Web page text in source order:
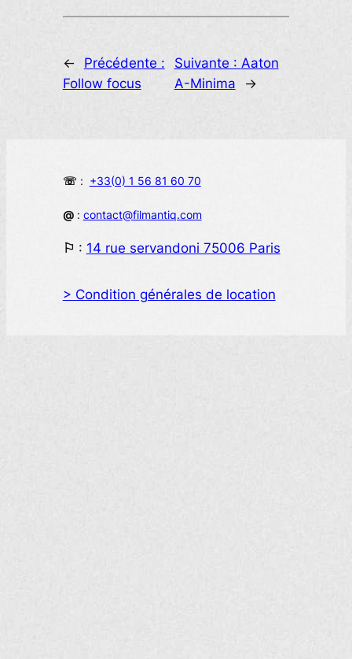
←
Précédente :
Follow focus
Suivante : Aaton
A-Minima
→
☏ : +33(0) 1 56 81 60 70
@: contact@filmantiq.com
⚐ : 14 rue servandoni 75006 Paris
> Condition générales de location